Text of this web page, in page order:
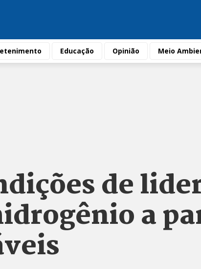
Educação Opinião Meio
de
a